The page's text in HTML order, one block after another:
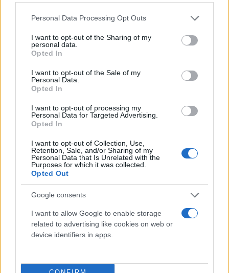
Please note that this website/app uses one or more Google
not limited to your visit or usage behaviour. You may click to
grant or deny consent to Google and its third-party tags to
use your data for below specified purposes in below Google
consent section.
Personal Data Processing Opt Outs
I want to opt-out of the Sharing of my
personal data.
Opted In
I want to opt-out of the Sale of my
Personal Data.
Opted In
I want to opt-out of processing my
Personal Data for Targeted Advertising.
Opted In
I want to opt-out of Collection, Use,
Retention, Sale, and/or Sharing of my
Personal Data that Is Unrelated with the
Purposes for which it was collected.
Opted Out
Google consents
I want to allow Google to enable storage
related to advertising like cookies on web or
device identifiers in apps.
δήμαρχο απόμακρο, έναν δήμαρχο πρίγκιπα. Για
να πάψει η Αθήνα να έχει δήμαρχο πρίγκιπα,
πρέπει να ψηφίσουμε έναν Δούκα, τον Χάρη